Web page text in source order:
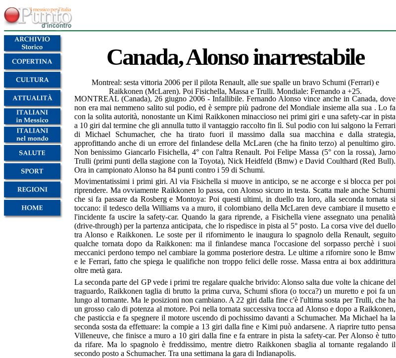
Canada, Alonso inarrestabile
Montreal: sesta vittoria 2006 per il pilota Renault, alle sue spalle un bravo Schumi (Ferrari) e
Raikkonen (McLaren). Poi Fisichella, Massa e Trulli. Mondiale: Fernando a +25.
MONTREAL (Canada), 26 giugno 2006 - Infallibile. Fernando Alonso vince anche in Canada, dove
non era mai nemmeno salito sul podio, ed è sempre più padrone del Mondiale insieme alla sua . Lo fa
con la solita autorità, nonostante un Kimi Raikkonen minaccioso nei primi giri e una safety-car in pista
a 10 giri dal termine che gli annulla tutto il vantaggio raccolto fin lì. Sul podio con lui salgono la Ferrari
di Michael Schumacher, che ha tirato fuori il massimo dalla sua macchina e dalla strategia,
approfittando anche di un errore del finlandese della McLaren (che ha finito terzo) al penultimo giro.
Non benissimo Giancarlo Fisichella, 4° con l'altra Renault. Poi Felipe Massa (5° con la rossa), Jarno
Trulli (primi punti della stagione con la Toyota), Nick Heidfeld (Bmw) e David Coulthard (Red Bull).
Ora in campionato Alonso ha 84 punti contro i 59 di Schumi.
Movimentatissimi i primi giri. Al via Fisichella si muove in anticipo, se ne accorge e si blocca per poi
riprendere. Ma ovviamente Raikkonen lo passa, con Alonso sicuro in testa. Scatta male anche Schumi
che si fa passare da Rosberg e Montoya: Poi questi ultimi, in duello tra loro, alla seconda tornata si
toccano: il tedesco della Williams va a muro, il colombiano della McLaren deve cambiare il musetto e
l'incidente fa uscire la safety-car. Quando la gara riprende, a Fisichella viene assegnato una penalità
(drive-through) per la partenza anticipata, che lo rispedisce in pista al 5° posto. La corsa vive del duello
tra Alonso e Raikkonen. Le soste per il rifornimento le inaugura lo spagnolo della Renault, seguito
qualche tornata dopo da Raikkonen: ma il finlandese manca l'occasione del sorpasso perchè i suoi
meccanici perdono tempo nel cambiare la gomma posteriore destra. Le ultime a rifornire sono le Bmw
e le Ferrari, fatto che spiega le qualifiche non troppo felici delle rosse. Massa entra ai box addirittura
oltre metà gara.
La seconda parte del GP vede i primi tre regalare qualche brivido: Alonso salta due volte la chicane del
traguardo, Raikkonen taglia di brutto la prima curva, Schumi sfiora (o tocca?) un muretto e poi fa un
lungo al tornante. Ma le posizioni non cambiano. A 22 giri dalla fine c'è l'ultima sosta per Trulli, che ha
un grosso calo di potenza al motore. Poi nella tornata successiva tocca ad Alonso e dopo a Raikkonen,
che pasticcia e fa spegnere il motore uscendo di pochissimo davanti a Schumacher. Ma Michael ha la
seconda sosta da effettuare: la compie a 13 giri dalla fine e Kimi può andarsene. A riaprire tutto pensa
Villeneuve, che finisce a muro a 10 giri dalla fine e fa entrare in pista la safety-car. Per Alonso è tutto
da rifare. Ma lo spagnolo è freddissimo, mentre dietro Raikkonen sbaglia al tornante regalando il
secondo posto a Schumacher. Tra una settimana la gara di Indianapolis.